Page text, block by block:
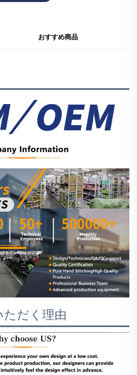
おすすめ商品
ただく理由